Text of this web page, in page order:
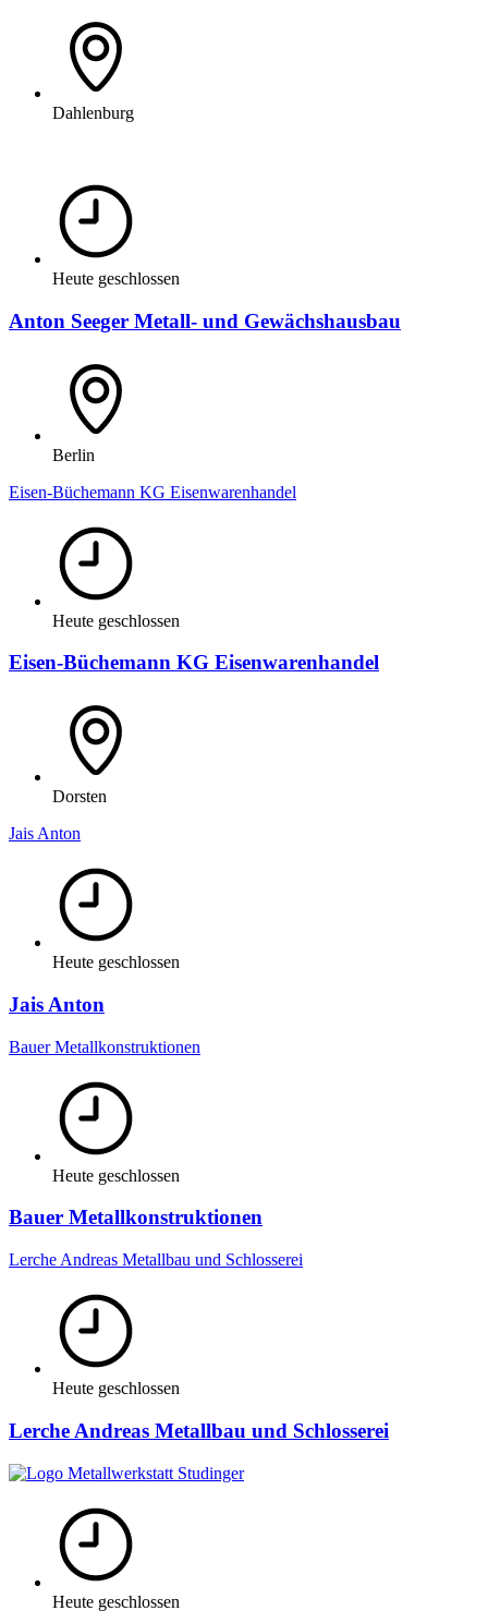
Dahlenburg
Heute geschlossen
Anton Seeger Metall- und Gewächshausbau
Berlin
Eisen-Büchemann KG Eisenwarenhandel
Heute geschlossen
Eisen-Büchemann KG Eisenwarenhandel
Dorsten
Jais Anton
Heute geschlossen
Jais Anton
Bauer Metallkonstruktionen
Heute geschlossen
Bauer Metallkonstruktionen
Lerche Andreas Metallbau und Schlosserei
Heute geschlossen
Lerche Andreas Metallbau und Schlosserei
Heute geschlossen